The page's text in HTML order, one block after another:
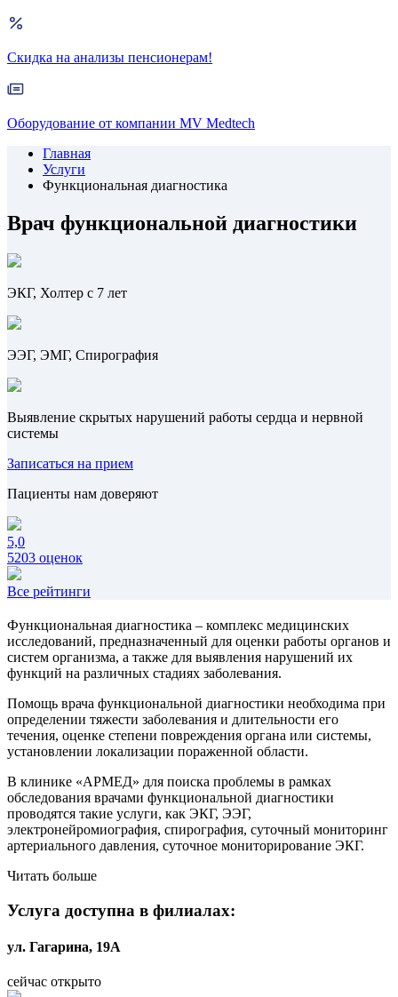
Скидка на анализы пенсионерам!
Оборудование от компании MV Medtech
Главная
Услуги
Функциональная диагностика
Врач функциональной диагностики
ЭКГ, Холтер с 7 лет
ЭЭГ, ЭМГ, Спирография
Выявление скрытых нарушений работы сердца и нервной
системы
Записаться на прием
Пациенты нам доверяют
5,0
5203 оценок
Все рейтинги
Функциональная диагностика – комплекс медицинских
исследований, предназначенный для оценки работы органов и
систем организма, а также для выявления нарушений их
функций на различных стадиях заболевания.
Помощь врача функциональной диагностики необходима при
определении тяжести заболевания и длительности его
течения, оценке степени повреждения органа или системы,
установлении локализации пораженной области.
В клинике «АРМЕД» для поиска проблемы в рамках
обследования врачами функциональной диагностики
проводятся такие услуги, как ЭКГ, ЭЭГ,
электронейромиография, спирография, суточный мониторинг
артериального давления, суточное мониторирование ЭКГ.
Читать больше
Услуга доступна в филиалах:
ул. Гагарина, 19А
сейчас открыто